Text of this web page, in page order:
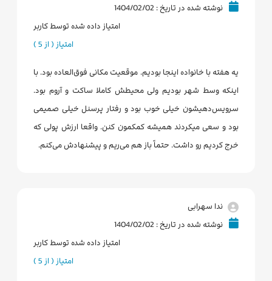
نوشته شده در تاریخ : 1404/02/02
امتیاز داده شده توسط کاربر
امتیاز ( از 5 )
یه هفته با خانواده اینجا بودیم. موقعیت مکانی فوق‌العاده بود. با
اینکه وسط شهر بودیم ولی محیطش کاملا ساکت و آروم بود.
سرویس‌دهیشون خیلی خوب بود و رفتار پرسنل خیلی صمیمی
بود و سعی میکردند همیشه کمکمون کنن. واقعا ارزش پولی که
خرج کردیم رو داشت. حتماً باز هم می‌ریم و پیشنهادش می‌کنم.
ندا سهرابی
نوشته شده در تاریخ : 1404/02/02
امتیاز داده شده توسط کاربر
امتیاز ( از 5 )